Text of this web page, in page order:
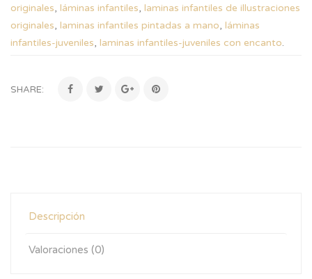
originales, láminas infantiles, laminas infantiles de illustraciones
originales, laminas infantiles pintadas a mano, láminas
infantiles-juveniles, laminas infantiles-juveniles con encanto.
SHARE:
Descripción
Valoraciones (0)